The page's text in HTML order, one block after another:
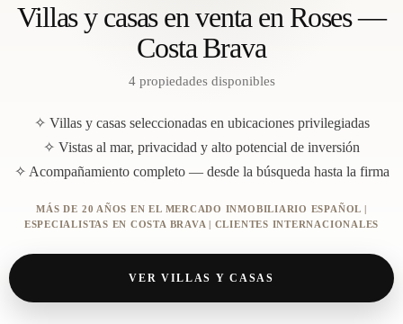
Villas y casas en venta en Roses —
Costa Brava
4 propiedades disponibles
✧ Villas y casas seleccionadas en ubicaciones privilegiadas
✧ Vistas al mar, privacidad y alto potencial de inversión
✧ Acompañamiento completo — desde la búsqueda hasta la firma
MÁS DE 20 AÑOS EN EL MERCADO INMOBILIARIO ESPAÑOL |
ESPECIALISTAS EN COSTA BRAVA | CLIENTES INTERNACIONALES
VER VILLAS Y CASAS